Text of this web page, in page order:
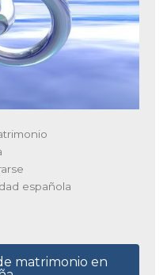
española
matrimonio en